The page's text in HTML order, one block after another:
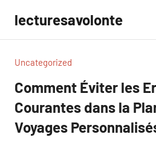
contenu
lecturesavolonte
Uncategorized
Comment Éviter les
Courantes dans la
Voyages